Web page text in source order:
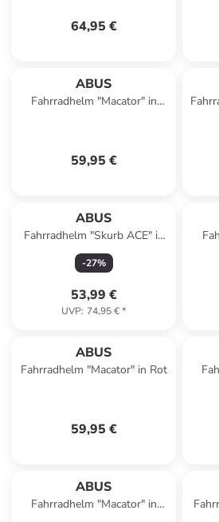
64,95 €
ABUS
Fahrradhelm "Macator" in
59,95 €
ABUS
Fahrradhelm "Skurb ACE" in
Hellblau/ Dunkelblau
-27%
53,99 €
UVP: 74,95 €*
ABUS
Fahrradhelm "Macator" in Rot
59,95 €
ABUS
Fahrradhelm "Macator" in